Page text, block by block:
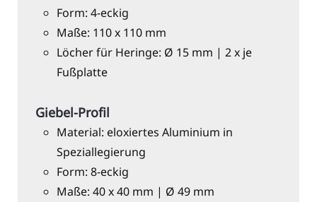
Form: 4-eckig
Maße: 110 x 110 mm
Löcher für Heringe: Ø 15 mm | 2 x je
Fußplatte
Giebel-Profil
Material: eloxiertes Aluminium in
Speziallegierung
Form: 8-eckig
Maße: 40 x 40 mm | Ø 49 mm